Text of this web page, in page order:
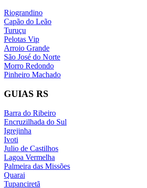
Riograndino
Capão do Leão
Turuçu
Pelotas Vip
Arroio Grande
São José do Norte
Morro Redondo
Pinheiro Machado
GUIAS RS
Barra do Ribeiro
Encruzilhada do Sul
Igrejinha
Ivoti
Julio de Castilhos
Lagoa Vermelha
Palmeira das Missões
Quarai
Tupanciretã